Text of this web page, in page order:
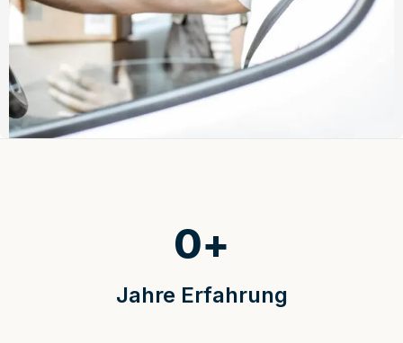
Jahre Erfahrung
0+